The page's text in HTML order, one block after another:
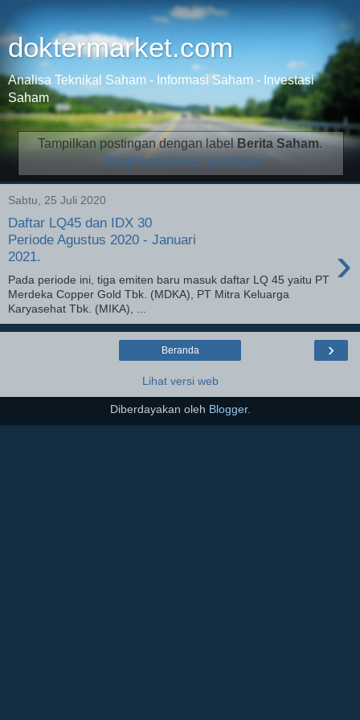
doktermarket.com
Analisa Teknikal Saham - Informasi Saham - Investasi
Saham
Tampilkan postingan dengan labelBerita Saham.
Tampilkan semua postingan
Sabtu, 25 Juli 2020
Daftar LQ45 dan IDX 30
Periode Agustus 2020 - Januari
2021.
›
Pada periode ini, tiga emiten baru masuk daftar LQ 45 yaitu PT
Merdeka Copper Gold Tbk. (MDKA), PT Mitra Keluarga
Karyasehat Tbk. (MIKA), ...
›
Beranda
Lihat versi web
Diberdayakan oleh Blogger.